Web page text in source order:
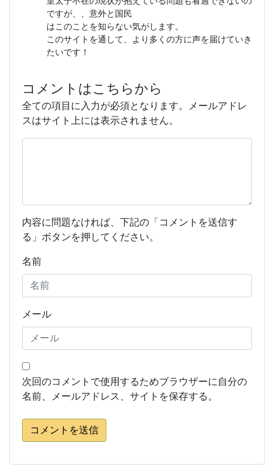
ですが、、意外と国民
はこのことを知らない気がします。
このサイトを通して、より多くの方に声を届けていき
たいです！
コメントはこちらから
全ての項目に入力が必須となります。メールアドレ
スはサイト上には表示されません。
内容に問題なければ、下記の「コメントを送信す
る」ボタンを押してください。
名前
メール
次回のコメントで使用するためブラウザーに自分の
名前、メールアドレス、サイトを保存する。
コメントを送信